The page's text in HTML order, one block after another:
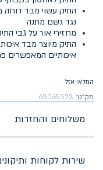
התיק עשוי מבד דוחה
נגד גשם מתנה
מחזירי אור על גבי
איכותיים המאפשרים
המלאי אזל
מק"ט: 63065323
משלוחים והחזרות
שירות לקוחות